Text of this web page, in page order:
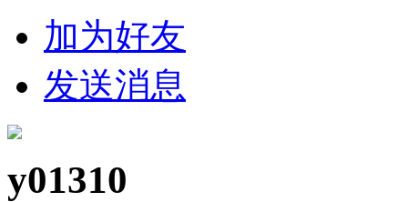
加为好友
发送消息
y01310